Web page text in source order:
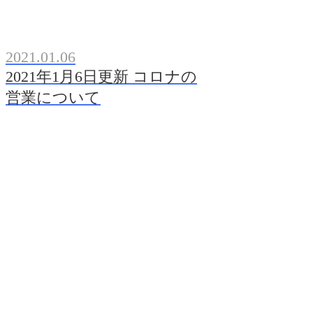
2021.01.06
2021年1月6日更新 コロナの
営業について